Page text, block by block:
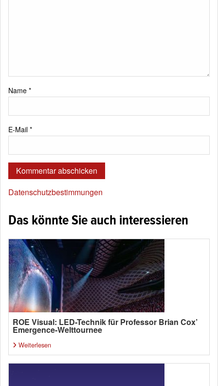
Name *
E-Mail *
Datenschutzbestimmungen
Das könnte Sie auch interessieren
ROE Visual: LED-Technik für Professor Brian Cox’
Emergence-Welttournee
Weiterlesen